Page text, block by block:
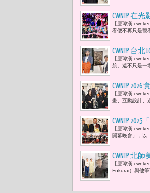
CWNTP 在
影》沉浸
【應瑋漢
看便不再只是觀
CWNTP 台
術數位18
【應瑋漢
航。這不只是一
CWNTP
世代莊為
【應瑋漢
畫、互動設計、
CWNTP
發展永不
【應瑋漢
開幕晚會」，以
CWNTP 北
「看見，
【應瑋漢
Fukurai）與他